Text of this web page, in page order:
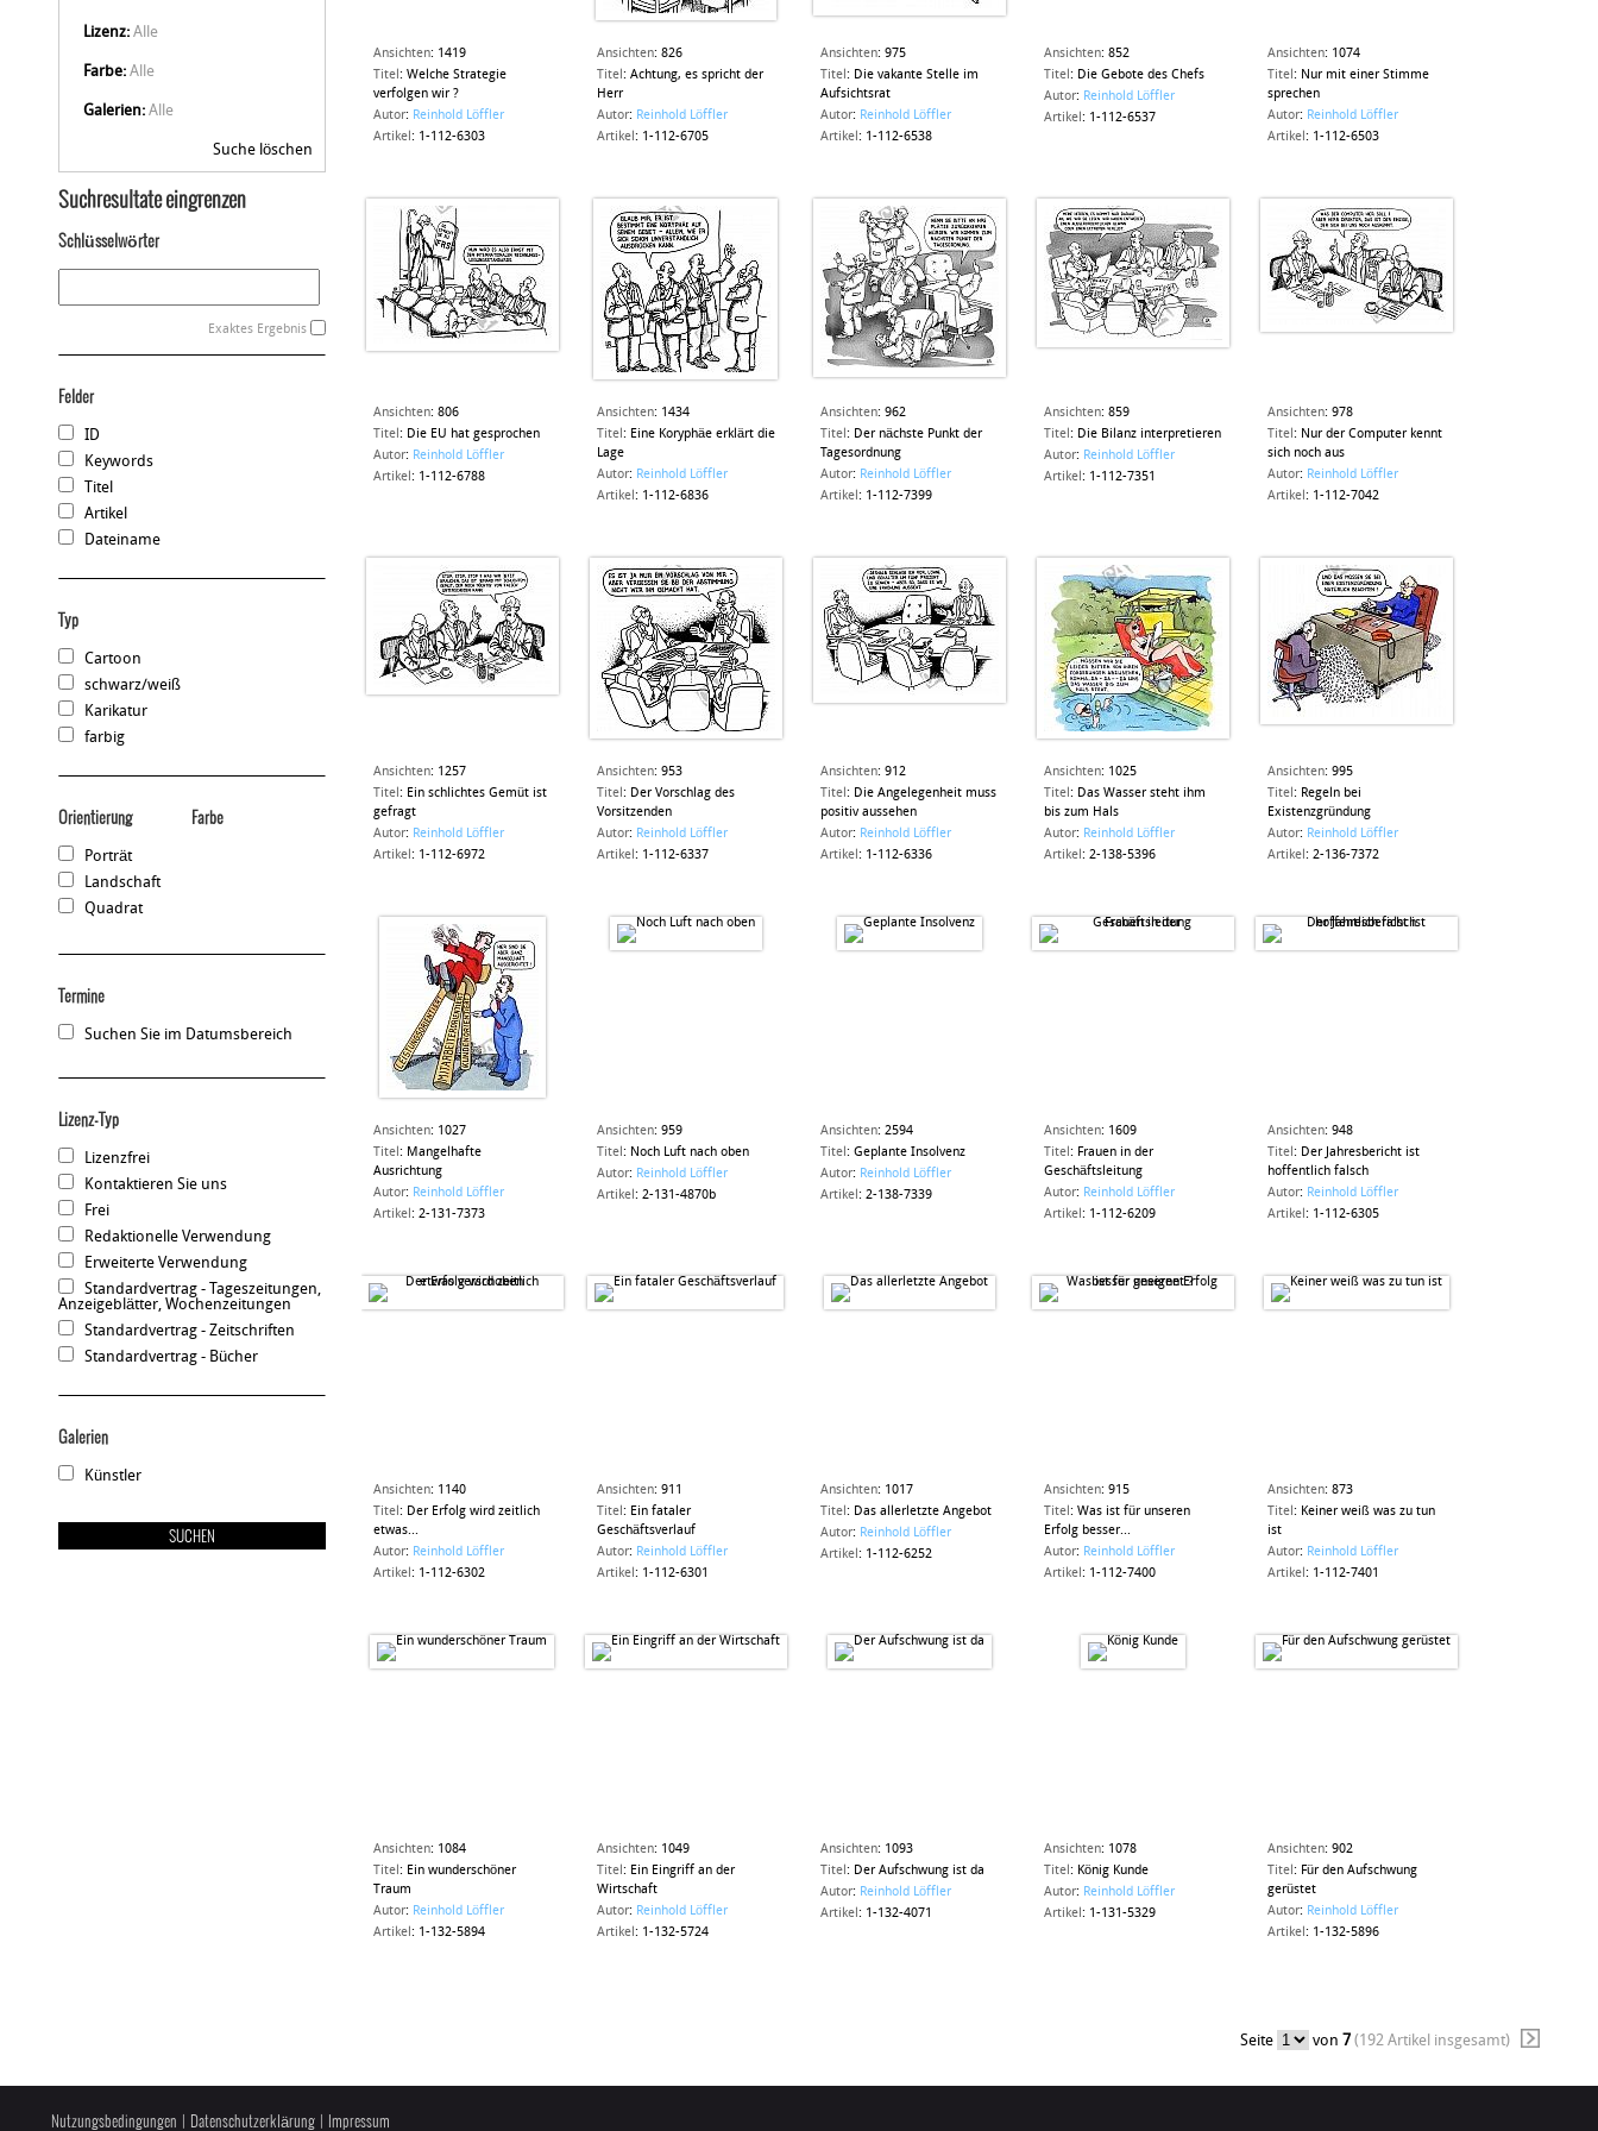
Lizenz: Alle
Farbe: Alle
Galerien: Alle
Suche löschen
Suchresultate eingrenzen
Schlüsselwörter
Exaktes Ergebnis
Felder
ID
Keywords
Titel
Artikel
Dateiname
Typ
Cartoon
schwarz/weiß
Karikatur
farbig
Orientierung
Porträt
Landschaft
Quadrat
Farbe
Termine
Suchen Sie im Datumsbereich
Lizenz-Typ
Lizenzfrei
Kontaktieren Sie uns
Frei
Redaktionelle Verwendung
Erweiterte Verwendung
Standardvertrag - Tageszeitungen,
Anzeigeblätter, Wochenzeitungen
Standardvertrag - Zeitschriften
Standardvertrag - Bücher
Galerien
Künstler
Ansichten: 1419
Titel : Welche Strategie
verfolgen wir ?
Autor: Reinhold Löffler
Artikel : 1-112-6303
Ansichten: 826
Titel : Achtung, es spricht der
Herr
Autor: Reinhold Löffler
Artikel : 1-112-6705
Ansichten: 975
Titel : Die vakante Stelle im
Aufsichtsrat
Autor: Reinhold Löffler
Artikel : 1-112-6538
Ansichten: 852
Titel : Die Gebote des Chefs
Autor: Reinhold Löffler
Artikel : 1-112-6537
Ansichten: 1074
Titel : Nur mit einer Stimme
sprechen
Autor: Reinhold Löffler
Artikel : 1-112-6503
Ansichten: 806
Titel : Die EU hat gesprochen
Autor: Reinhold Löffler
Artikel : 1-112-6788
Ansichten: 1434
Titel : Eine Koryphäe erklärt die
Lage
Autor: Reinhold Löffler
Artikel : 1-112-6836
Ansichten: 962
Titel : Der nächste Punkt der
Tagesordnung
Autor: Reinhold Löffler
Artikel : 1-112-7399
Ansichten: 859
Titel : Die Bilanz interpretieren
Autor: Reinhold Löffler
Artikel : 1-112-7351
Ansichten: 978
Titel : Nur der Computer kennt
sich noch aus
Autor: Reinhold Löffler
Artikel : 1-112-7042
Ansichten: 1257
Titel : Ein schlichtes Gemüt ist
gefragt
Autor: Reinhold Löffler
Artikel : 1-112-6972
Ansichten: 953
Titel : Der Vorschlag des
Vorsitzenden
Autor: Reinhold Löffler
Artikel : 1-112-6337
Ansichten: 912
Titel : Die Angelegenheit muss
positiv aussehen
Autor: Reinhold Löffler
Artikel : 1-112-6336
Ansichten: 1025
Titel : Das Wasser steht ihm
bis zum Hals
Autor: Reinhold Löffler
Artikel : 2-138-5396
Ansichten: 995
Titel : Regeln bei
Existenzgründung
Autor: Reinhold Löffler
Artikel : 2-136-7372
Ansichten: 1027
Titel : Mangelhafte
Ausrichtung
Autor: Reinhold Löffler
Artikel : 2-131-7373
Ansichten: 959
Titel : Noch Luft nach oben
Autor: Reinhold Löffler
Artikel : 2-131-4870b
Ansichten: 2594
Titel : Geplante Insolvenz
Autor: Reinhold Löffler
Artikel : 2-138-7339
Ansichten: 1609
Titel : Frauen in der
Geschäftsleitung
Autor: Reinhold Löffler
Artikel : 1-112-6209
Ansichten: 948
Titel : Der Jahresbericht ist
hoffentlich falsch
Autor: Reinhold Löffler
Artikel : 1-112-6305
Ansichten: 1140
Titel : Der Erfolg wird zeitlich
etwas...
Autor: Reinhold Löffler
Artikel : 1-112-6302
Ansichten: 911
Titel : Ein fataler
Geschäftsverlauf
Autor: Reinhold Löffler
Artikel : 1-112-6301
Ansichten: 1017
Titel : Das allerletzte Angebot
Autor: Reinhold Löffler
Artikel : 1-112-6252
Ansichten: 915
Titel : Was ist für unseren
Erfolg besser...
Autor: Reinhold Löffler
Artikel : 1-112-7400
Ansichten: 873
Titel : Keiner weiß was zu tun
ist
Autor: Reinhold Löffler
Artikel : 1-112-7401
Ansichten: 1084
Titel : Ein wunderschöner
Traum
Autor: Reinhold Löffler
Artikel : 1-132-5894
Ansichten: 1049
Titel : Ein Eingriff an der
Wirtschaft
Autor: Reinhold Löffler
Artikel : 1-132-5724
Ansichten: 1093
Titel : Der Aufschwung ist da
Autor: Reinhold Löffler
Artikel : 1-132-4071
Ansichten: 1078
Titel : König Kunde
Autor: Reinhold Löffler
Artikel : 1-131-5329
Ansichten: 902
Titel : Für den Aufschwung
gerüstet
Autor: Reinhold Löffler
Artikel : 1-132-5896
Seite von 7 (192 Artikel insgesamt)
Nutzungsbedingungen Datenschutzerklärung Impressum